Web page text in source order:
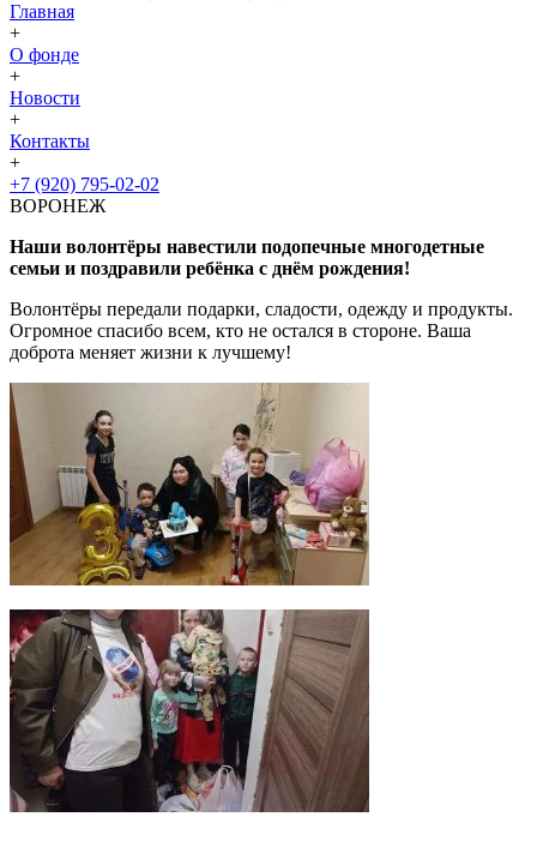
Главная
+
О фонде
+
Новости
+
Контакты
+
+7 (920) 795-02-02
ВОРОНЕЖ
Наши волонтёры навестили подопечные многодетные
семьи и поздравили ребёнка с днём рождения!
Волонтёры передали подарки, сладости, одежду и продукты.
Огромное спасибо всем, кто не остался в стороне. Ваша
доброта меняет жизни к лучшему!